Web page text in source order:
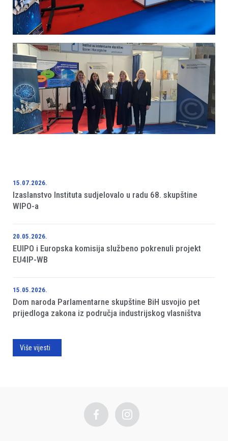
15.07.2026.
Izaslanstvo Instituta sudjelovalo u radu 68. skupštine
WIPO-a
20.05.2026.
EUIPO i Europska komisija službeno pokrenuli projekt
EU4IP-WB
15.05.2026.
Dom naroda Parlamentarne skupštine BiH usvojio pet
prijedloga zakona iz područja industrijskog vlasništva
Više vijesti